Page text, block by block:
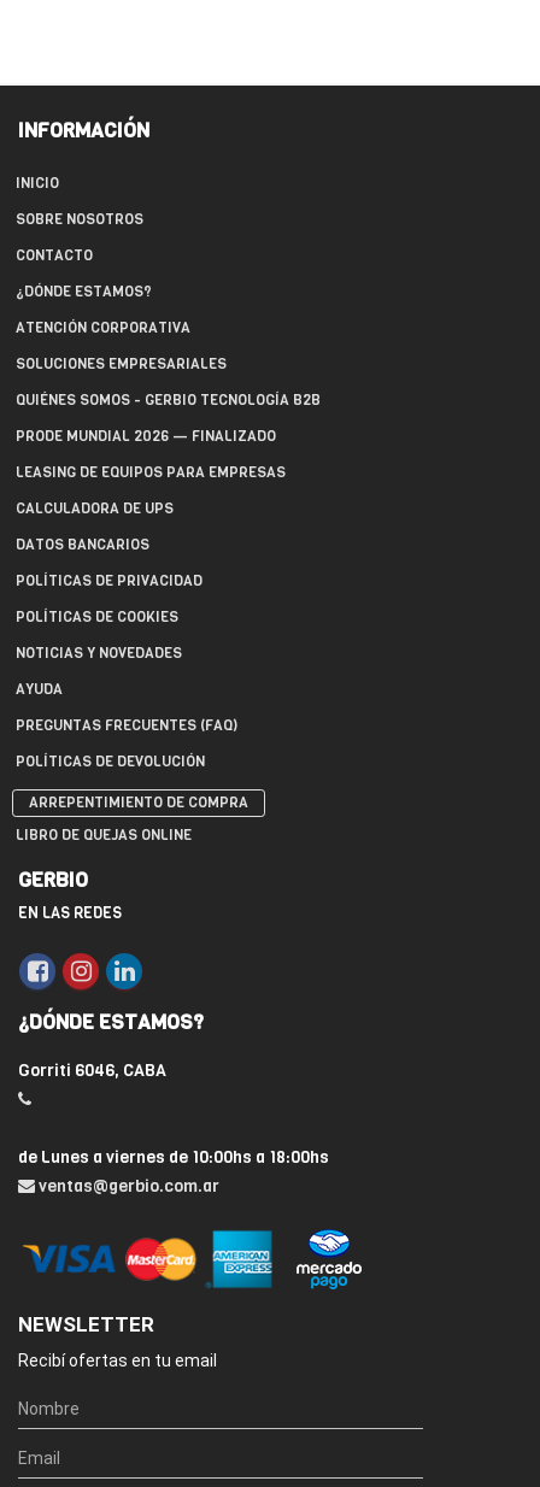
INFORMACIÓN
INICIO
SOBRE NOSOTROS
CONTACTO
¿DÓNDE ESTAMOS?
ATENCIÓN CORPORATIVA
SOLUCIONES EMPRESARIALES
QUIÉNES SOMOS - GERBIO TECNOLOGÍA B2B
PRODE MUNDIAL 2026 — FINALIZADO
LEASING DE EQUIPOS PARA EMPRESAS
CALCULADORA DE UPS
DATOS BANCARIOS
POLÍTICAS DE PRIVACIDAD
POLÍTICAS DE COOKIES
NOTICIAS Y NOVEDADES
AYUDA
PREGUNTAS FRECUENTES (FAQ)
POLÍTICAS DE DEVOLUCIÓN
ARREPENTIMIENTO DE COMPRA
LIBRO DE QUEJAS ONLINE
GERBIO
EN LAS REDES
¿DÓNDE ESTAMOS?
Gorriti 6046, CABA
de Lunes a viernes de 10:00hs a 18:00hs
ventas@gerbio.com.ar
NEWSLETTER
Recibí ofertas en tu email